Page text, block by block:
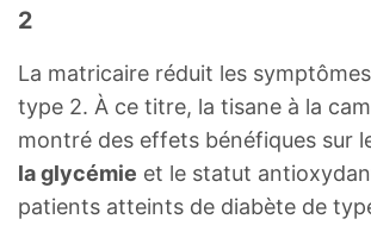
2
La matricaire réduit les
type 2. À ce titre, la tisane à la
montré des effets bénéfiques sur
la glycémie et le statut
patients atteints de diabète de